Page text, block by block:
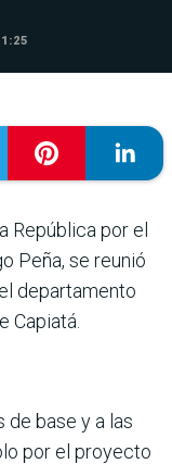
República por el
Peña, se reunió
departamento
Capiatá.
de base y a las
por el proyecto